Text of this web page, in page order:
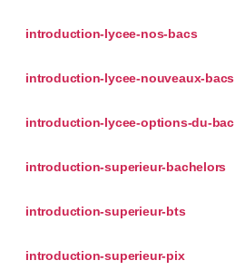
introduction-lycee-nos-bacs
introduction-lycee-nouveaux-bacs
introduction-lycee-options-du-bac
introduction-superieur-bachelors
introduction-superieur-bts
introduction-superieur-pix